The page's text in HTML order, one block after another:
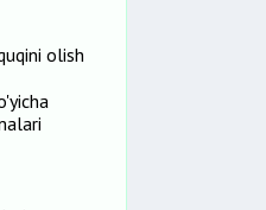
olish